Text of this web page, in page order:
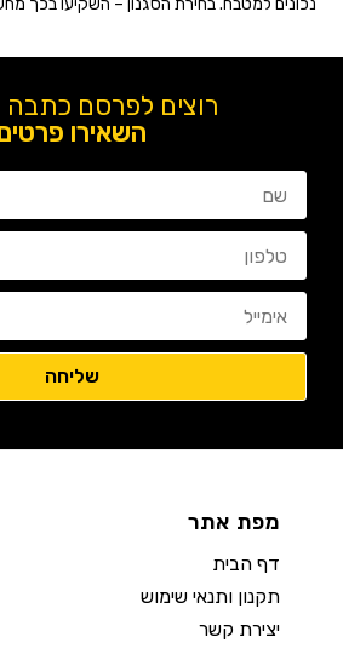
נכונים למטבח. בחירת הסגנון – השקיעו בכך
רוצים לפרסם
השאירו
מפת אתר
דף הבית
תקנון ותנאי שימוש
יצירת קשר